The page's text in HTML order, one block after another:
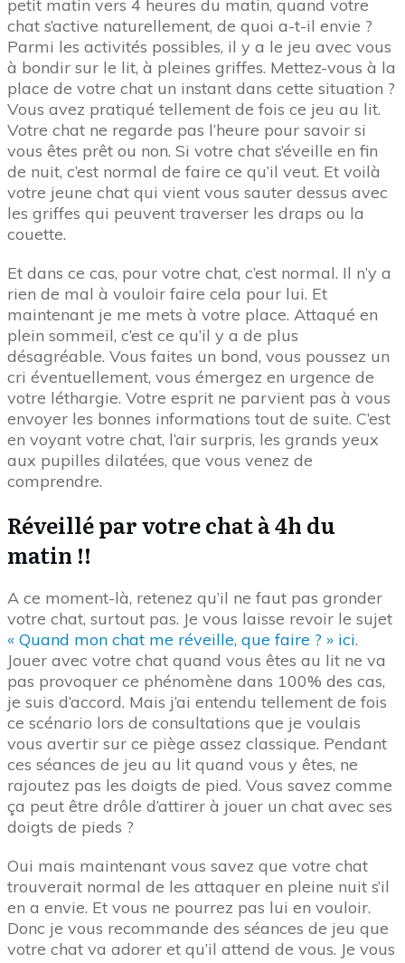
petit matin vers 4 heures du matin, quand votre
chat s’active naturellement, de quoi a-t-il envie ?
Parmi les activités possibles, il y a le jeu avec vous
à bondir sur le lit, à pleines griffes. Mettez-vous à la
place de votre chat un instant dans cette situation ?
Vous avez pratiqué tellement de fois ce jeu au lit.
Votre chat ne regarde pas l’heure pour savoir si
vous êtes prêt ou non. Si votre chat s’éveille en fin
de nuit, c’est normal de faire ce qu’il veut. Et voilà
votre jeune chat qui vient vous sauter dessus avec
les griffes qui peuvent traverser les draps ou la
couette.
Et dans ce cas, pour votre chat, c’est normal. Il n’y a
rien de mal à vouloir faire cela pour lui. Et
maintenant je me mets à votre place. Attaqué en
plein sommeil, c’est ce qu’il y a de plus
désagréable. Vous faites un bond, vous poussez un
cri éventuellement, vous émergez en urgence de
votre léthargie. Votre esprit ne parvient pas à vous
envoyer les bonnes informations tout de suite. C’est
en voyant votre chat, l’air surpris, les grands yeux
aux pupilles dilatées, que vous venez de
comprendre.
Réveillé par votre chat à 4h du
matin !!
A ce moment-là, retenez qu’il ne faut pas gronder
votre chat, surtout pas. Je vous laisse revoir le sujet
« Quand mon chat me réveille, que faire ? » ici.
Jouer avec votre chat quand vous êtes au lit ne va
pas provoquer ce phénomène dans 100% des cas,
je suis d’accord. Mais j’ai entendu tellement de fois
ce scénario lors de consultations que je voulais
vous avertir sur ce piège assez classique. Pendant
ces séances de jeu au lit quand vous y êtes, ne
rajoutez pas les doigts de pied. Vous savez comme
ça peut être drôle d’attirer à jouer un chat avec ses
doigts de pieds ?
Oui mais maintenant vous savez que votre chat
trouverait normal de les attaquer en pleine nuit s’il
en a envie. Et vous ne pourrez pas lui en vouloir.
Donc je vous recommande des séances de jeu que
votre chat va adorer et qu’il attend de vous. Je vous